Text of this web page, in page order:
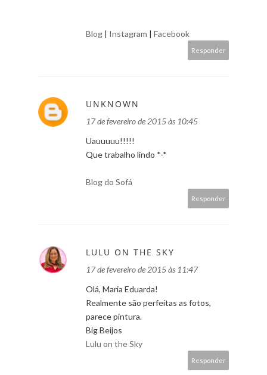
Blog | Instagram | Facebook
Responder
UNKNOWN
17 de fevereiro de 2015 às 10:45
Uauuuuu!!!!!
Que trabalho lindo *-*
Blog do Sofá
Responder
LULU ON THE SKY
17 de fevereiro de 2015 às 11:47
Olá, Maria Eduarda!
Realmente são perfeitas as fotos,
parece pintura.
Big Beijos
Lulu on the Sky
Responder